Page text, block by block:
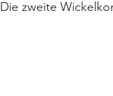
Die zweite